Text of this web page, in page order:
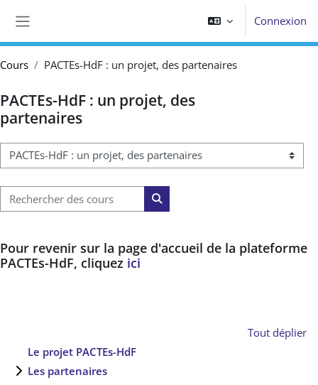
Connexion
Cours PACTEs-HdF : un projet, des partenaires
PACTEs-HdF : un projet, des
partenaires
Catégories de cours
Rechercher des cours
Rechercher des cours
Pour revenir sur la page d'accueil de la plateforme
PACTEs-HdF, cliquez ici
Tout déplier
Le projet PACTEs-HdF
Les partenaires